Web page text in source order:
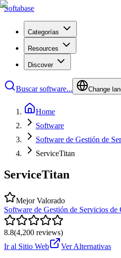
Softabase
Categorías
Resources
Discover
Buscar software... Change
Home
Software
Software de Gestión de
ServiceTitan
ServiceTitan
Mejor Valorado
Software de Gestión de Servicios de
8.8(4,200 reviews)
Ir al Sitio Web
Ver Alternativas